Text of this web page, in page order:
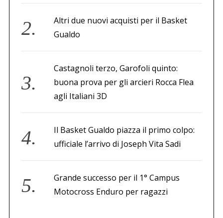
Altri due nuovi acquisti per il Basket
Gualdo
Castagnoli terzo, Garofoli quinto:
buona prova per gli arcieri Rocca Flea
agli Italiani 3D
Il Basket Gualdo piazza il primo colpo:
ufficiale l’arrivo di Joseph Vita Sadi
Grande successo per il 1° Campus
Motocross Enduro per ragazzi